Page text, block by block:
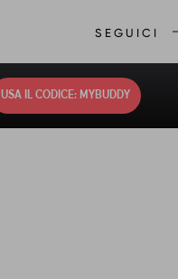
SEGUICI
USA IL CODICE: MYBUDDY